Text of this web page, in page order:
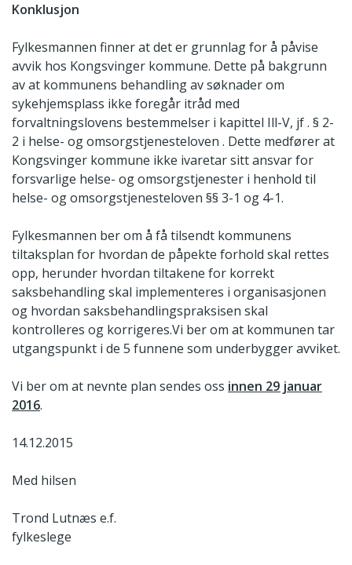
Konklusjon
Fylkesmannen finner at det er grunnlag for å påvise
avvik hos Kongsvinger kommune. Dette på bakgrunn
av at kommunens behandling av søknader om
sykehjemsplass ikke foregår itråd med
forvaltningslovens bestemmelser i kapittel Ill-V, jf . § 2-
2 i helse- og omsorgstjenesteloven . Dette medfører at
Kongsvinger kommune ikke ivaretar sitt ansvar for
forsvarlige helse- og omsorgstjenester i henhold til
helse- og omsorgstjenesteloven §§ 3-1 og 4-1.
Fylkesmannen ber om å få tilsendt kommunens
tiltaksplan for hvordan de påpekte forhold skal rettes
opp, herunder hvordan tiltakene for korrekt
saksbehandling skal implementeres i organisasjonen
og hvordan saksbehandlingspraksisen skal
kontrolleres og korrigeres.Vi ber om at kommunen tar
utgangspunkt i de 5 funnene som underbygger avviket.
Vi ber om at nevnte plan sendes oss innen 29 januar
2016.
14.12.2015
Med hilsen
Trond Lutnæs e.f.
fylkeslege